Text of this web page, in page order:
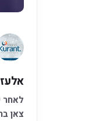
לאחר
צאן